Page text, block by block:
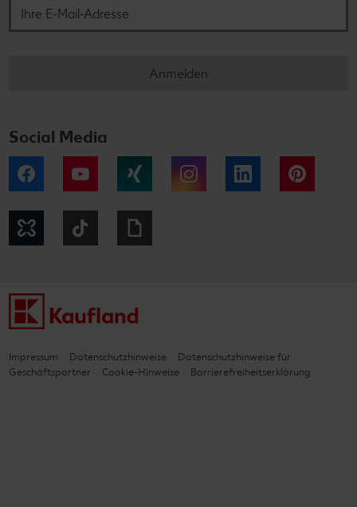
Anmelden
Social Media
Facebook YouTube Instagram LinkedIn
Kununu
Impressum Datenschutzhinweise
Datenschutzhinweise für
Geschäftspartner
Cookie-Hinweise Barrierefreiheitserklärung